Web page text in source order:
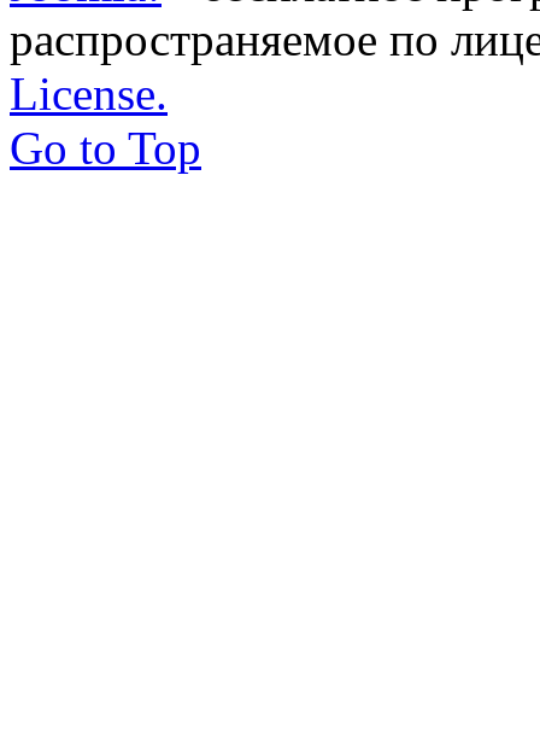
распространяемое по
License.
Go to Top